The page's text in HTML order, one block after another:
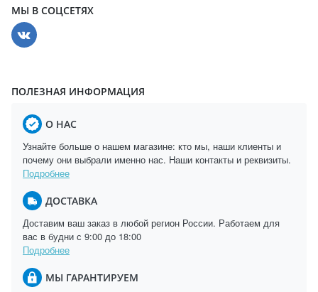
МЫ В СОЦСЕТЯХ
ПОЛЕЗНАЯ ИНФОРМАЦИЯ
О НАС
Узнайте больше о нашем магазине: кто мы, наши клиенты и
почему они выбрали именно нас. Наши контакты и реквизиты.
Подробнее
ДОСТАВКА
Доставим ваш заказ в любой регион России. Работаем для
вас в будни с 9:00 до 18:00
Подробнее
МЫ ГАРАНТИРУЕМ